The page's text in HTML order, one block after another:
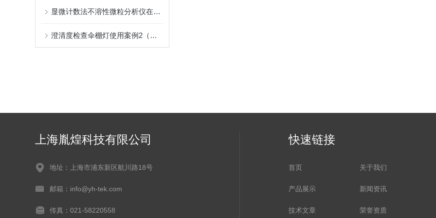
显微计数法不溶性微粒分析仪在生物药用蛋白制剂微粒异物检测的一大应用
澄清度检查伞棚灯使用案例2（糊精）
上海胤煌科技有限公司
地址：上海市浦东新区航川路18号
邮箱：info@yh-tek.com
传真：021-58220558
快速链接
首页 关于我们
产品展示 新闻资讯
技术文章 荣誉资质